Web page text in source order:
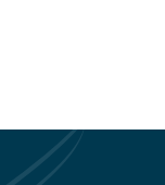
Ausgaben
Tools: Alle
bereits in